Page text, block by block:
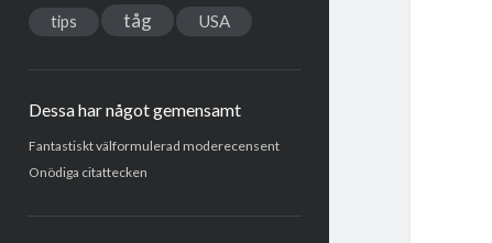
tips tåg USA
Dessa har något gemensamt
Fantastiskt välformulerad moderecensent
Onödiga citattecken